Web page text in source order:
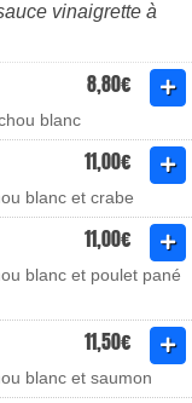
vinaigrette à
8,80€
blanc
11,00€
blanc et crabe
11,00€
blanc et poulet pané
11,50€
blanc et saumon